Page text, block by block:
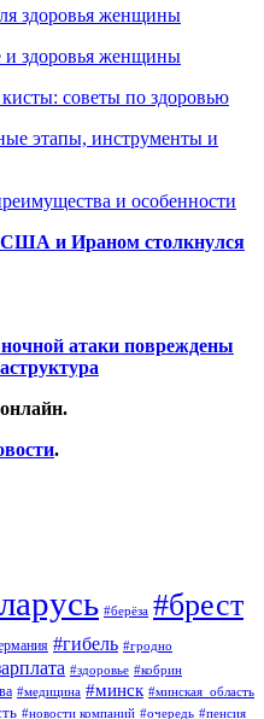
здоровья женщины
и здоровья женщины
советы по здоровью
этапы, инструменты и
и особенности
США и Ираном столкнулся
атаки повреждены
онлайн.
.
#берёза #брест
#гибель #гродно
#здоровье #кобрин
#медицина #минск #минская_область
#новости компаний #очередь #пенсия